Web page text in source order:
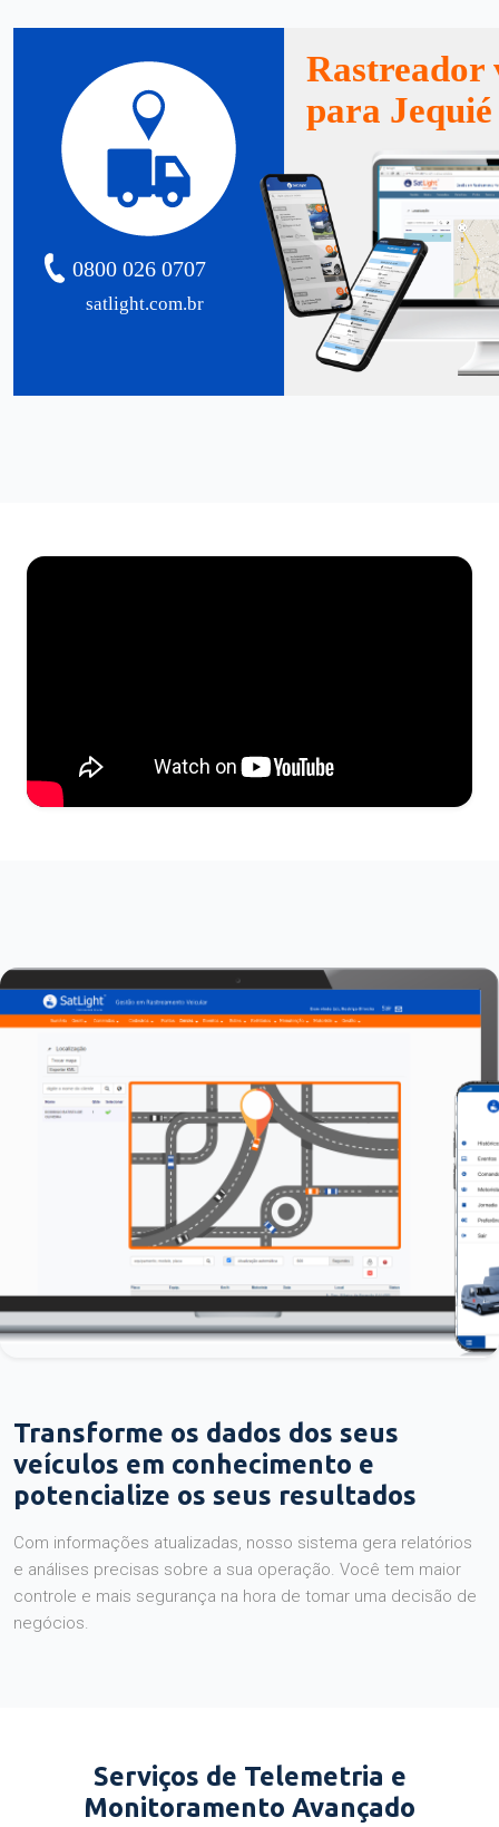
satlight.com.br
0800 026 0707
Rastreador
para Jequié
Transforme os dados dos seus
veículos em conhecimento e
potencialize os seus resultados
Com informações atualizadas, nosso sistema gera relatórios
e análises precisas sobre a sua operação. Você tem maior
controle e mais segurança na hora de tomar uma decisão de
negócios.
Serviços de Telemetria e
Monitoramento Avançado